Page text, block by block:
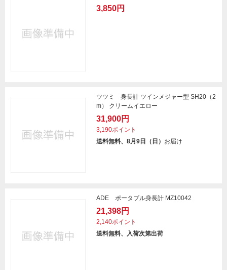
3,850円
ツツミ 身長計 ツインメジャー型 SH20（2
m） クリームイエロー
31,900円
3,190ポイント
送料無料、8月9日（日） お届け
ADE ポータブル身長計 MZ10042
21,398円
2,140ポイント
送料無料、入荷次第出荷